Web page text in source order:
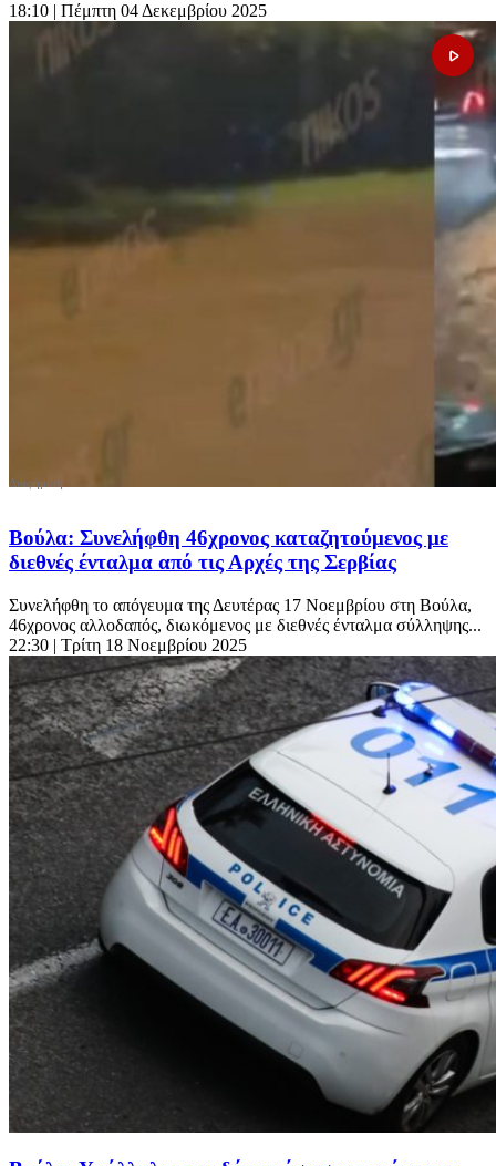
18:10 | Πέμπτη 04 Δεκεμβρίου 2025
Βούλα: Συνελήφθη 46χρονος καταζητούμενος με
διεθνές ένταλμα από τις Αρχές της Σερβίας
Συνελήφθη το απόγευμα της Δευτέρας 17 Νοεμβρίου στη Βούλα,
46χρονος αλλοδαπός, διωκόμενος με διεθνές ένταλμα σύλληψης...
22:30 | Τρίτη 18 Νοεμβρίου 2025